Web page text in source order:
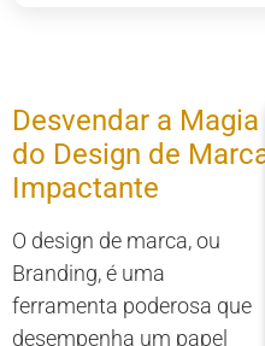
Desvendar a Magia
do Design de
Impactante
O design de marca, ou
Branding, é uma
ferramenta poderosa que
desempenha um papel